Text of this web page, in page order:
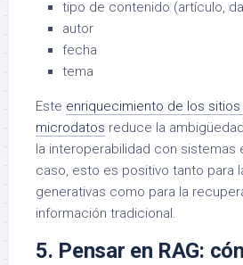
tipo de contenido (artículo,
autor
fecha
tema
Este enriquecimiento de los
microdatos reduce la
la interoperabilidad con sistemas
caso, esto es positivo tanto para
generativas como para la
información tradicional.
5. Pensar en RAG: